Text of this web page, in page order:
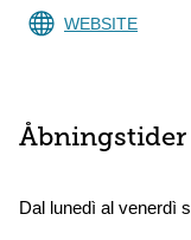
WEBSITE
Åbningstider
Dal lunedì al venerdì